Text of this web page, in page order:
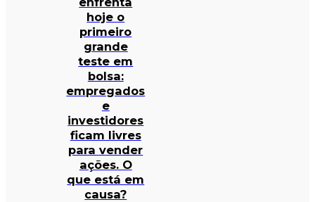
hoje o
primeiro
grande
teste em
bolsa:
empregados
e
investidores
ficam livres
para vender
ações. O
que está em
causa?